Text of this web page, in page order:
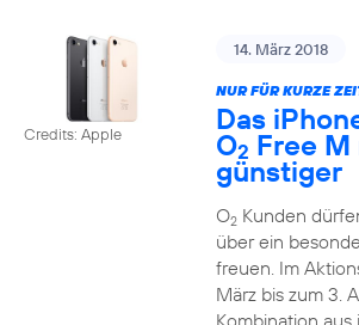
Credits: Apple
14. März 2018
NUR FÜR KURZE
Das
O2 Free M
günstiger
O2Kunden
über ein
freuen. Im
März bis zum 3.
Kombination